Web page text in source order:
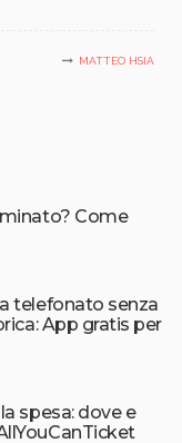
MATTEO HSIA
Come
telefonato senza
App gratis per
spesa: dove e